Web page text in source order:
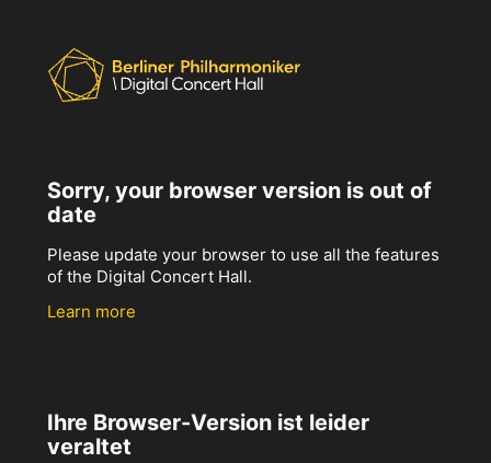
Sorry, your browser version is out of
date
Please update your browser to use all the features
of the Digital Concert Hall.
Learn more
Ihre Browser-Version ist leider
veraltet